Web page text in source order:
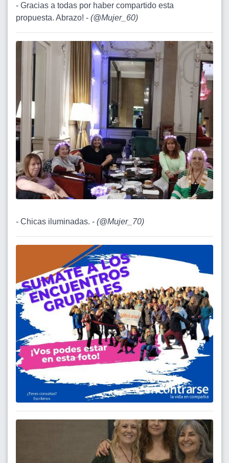
- Gracias a todas por haber compartido esta
propuesta. Abrazo! - (@Mujer_60)
- Chicas iluminadas. - (@Mujer_70)